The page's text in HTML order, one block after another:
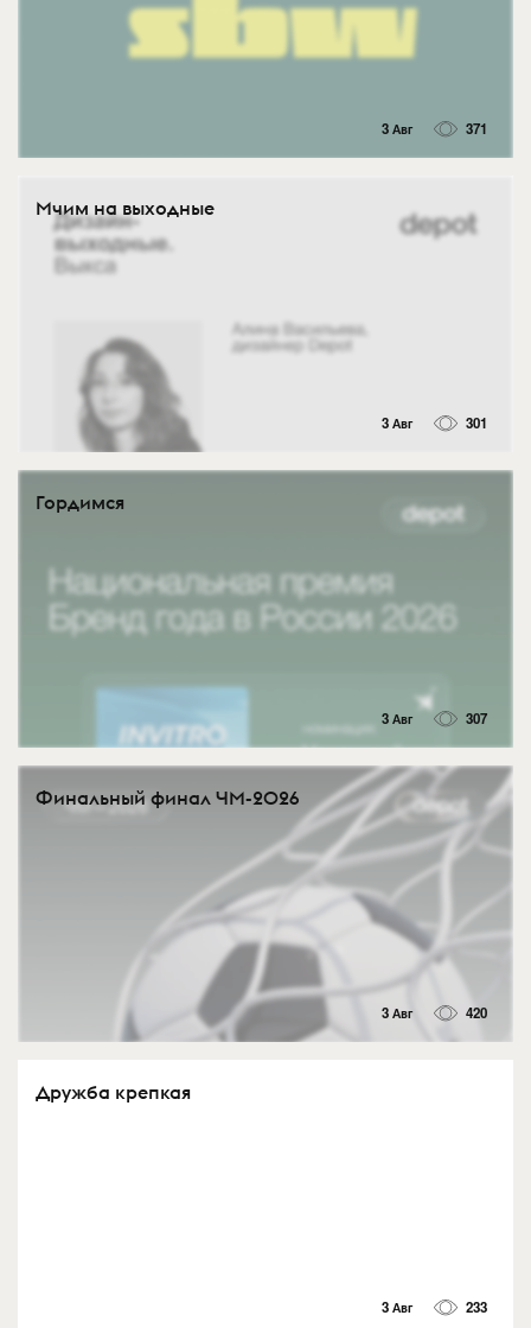
3 Авг 371
Мчим на выходные
3 Авг 301
Гордимся
3 Авг 307
Финальный финал ЧМ-2026
3 Авг 420
Дружба крепкая
3 Авг 233